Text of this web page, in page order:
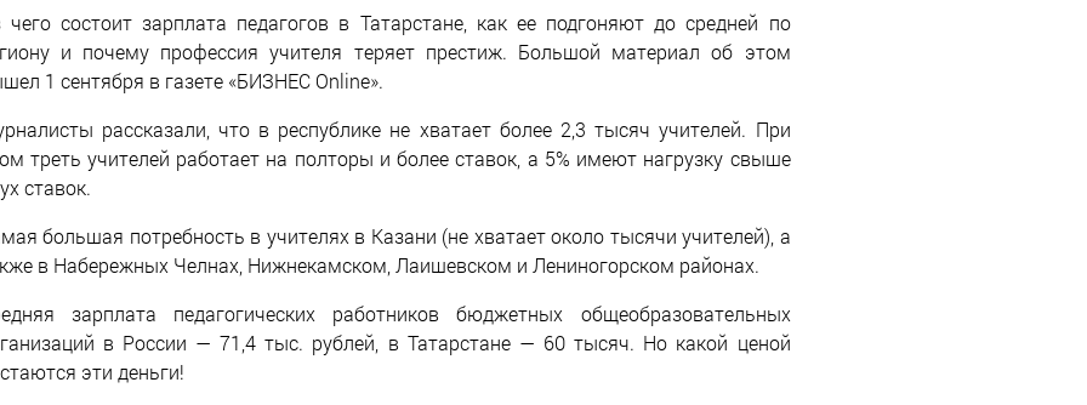
чего состоит зарплата педагогов в Татарстане, как ее подгоняют до средней по
и почему профессия учителя теряет престиж. Большой материал об этом
1 сентября в газете «БИЗНЕС Online».
рассказали, что в республике не хватает более 2,3 тысяч учителей. При
треть учителей работает на полторы и более ставок, а 5% имеют нагрузку свыше
ставок.
большая потребность в учителях в Казани (не хватает около тысячи учителей), а
в Набережных Челнах, Нижнекамском, Лаишевском и Лениногорском районах.
зарплата педагогических работников бюджетных общеобразовательных
в России — 71,4 тыс. рублей, в Татарстане — 60 тысяч. Но какой ценой
эти деньги!